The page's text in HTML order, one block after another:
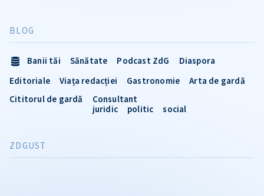
BLOG
Banii tăi Sănătate Podcast ZdG
Diaspora
Editoriale
Viața redacției Gastronomie
Arta de gardă
Cititorul de gardă
Consultant
juridic
politic social
ZDGUST